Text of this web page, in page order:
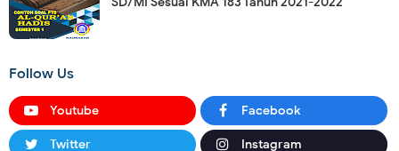
Follow Us
Youtube Facebook
Twitter Instagram